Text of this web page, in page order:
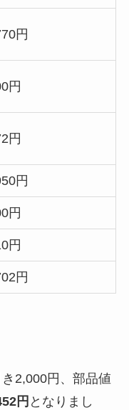
円
円
円
円
円
円
円
2,000円、部品値
円 となりまし